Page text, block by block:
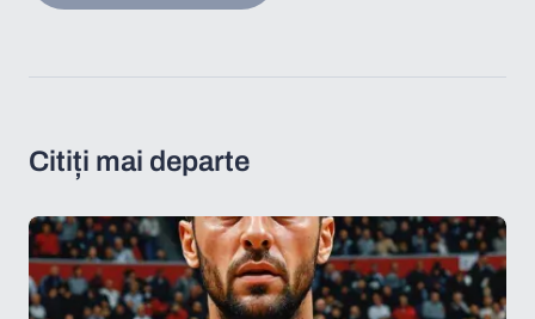
Citiți mai departe